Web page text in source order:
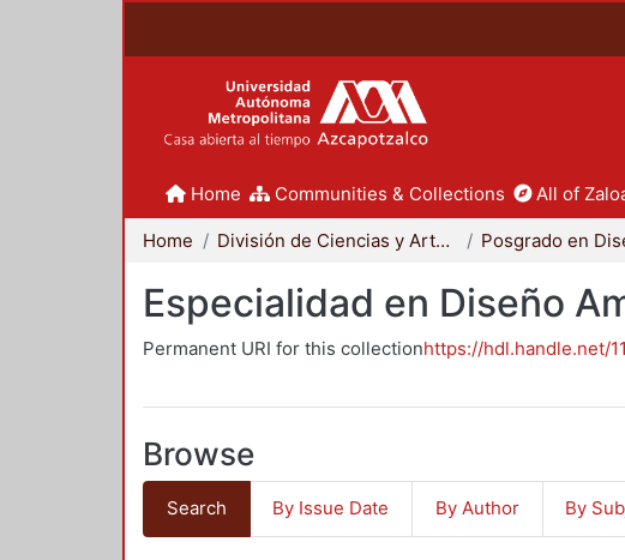
Home Communities & Collections All of
Home División de Ciencias y Artes para el Diseño Posgrado en
Especialidad en Diseño
Permanent URI for this collectionhttps://hdl.handle.net/
Browse
Search By Issue Date By Author By